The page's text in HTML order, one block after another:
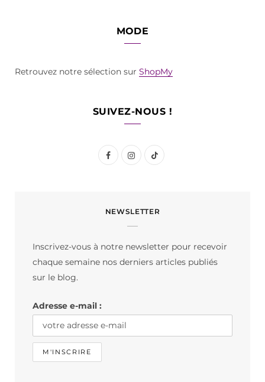
MODE
Retrouvez notre sélection sur ShopMy
SUIVEZ-NOUS !
F
e
I
t
m
T
T
NEWSLETTER
Inscrivez-vous à notre newsletter pour recevoir
chaque semaine nos derniers articles publiés
sur le blog.
Adresse e-mail :